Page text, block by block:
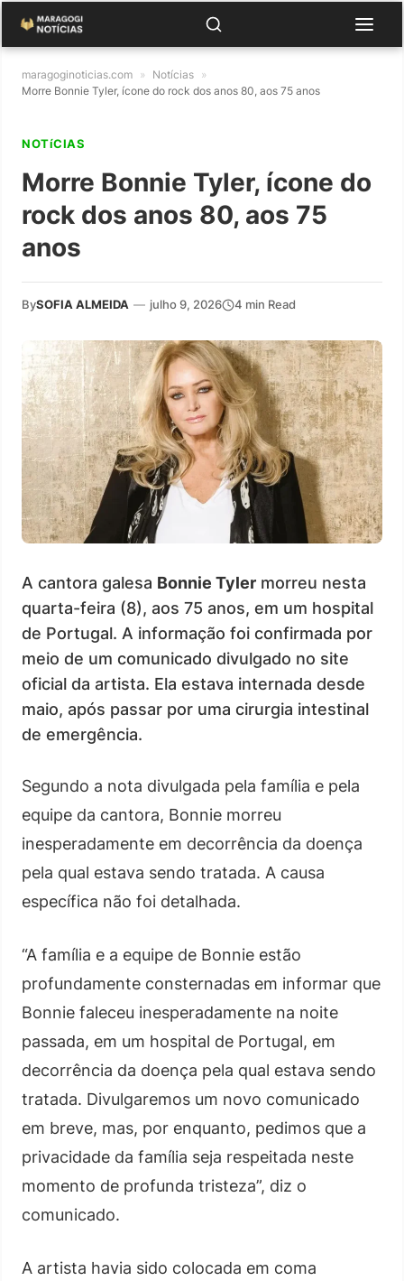
maragoginoticias.com » Notícias »
Morre Bonnie Tyler, ícone do rock dos anos 80, aos 75 anos
NOTíCIAS
Morre Bonnie Tyler, ícone do
rock dos anos 80, aos 75
anos
BySOFIA ALMEIDA — julho 9, 2026 4 min Read
A cantora galesa Bonnie Tyler morreu nesta
quarta-feira (8), aos 75 anos, em um hospital
de Portugal. A informação foi confirmada por
meio de um comunicado divulgado no site
oficial da artista. Ela estava internada desde
maio, após passar por uma cirurgia intestinal
de emergência.
Segundo a nota divulgada pela família e pela
equipe da cantora, Bonnie morreu
inesperadamente em decorrência da doença
pela qual estava sendo tratada. A causa
específica não foi detalhada.
“A família e a equipe de Bonnie estão
profundamente consternadas em informar que
Bonnie faleceu inesperadamente na noite
passada, em um hospital de Portugal, em
decorrência da doença pela qual estava sendo
tratada. Divulgaremos um novo comunicado
em breve, mas, por enquanto, pedimos que a
privacidade da família seja respeitada neste
momento de profunda tristeza”, diz o
comunicado.
A artista havia sido colocada em coma